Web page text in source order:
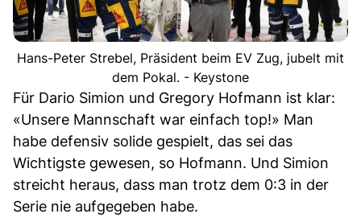
Hans-Peter Strebel, Präsident beim EV Zug, jubelt mit
dem Pokal. - Keystone
Für Dario Simion und Gregory Hofmann ist klar:
«Unsere Mannschaft war einfach top!» Man
habe defensiv solide gespielt, das sei das
Wichtigste gewesen, so Hofmann. Und Simion
streicht heraus, dass man trotz dem 0:3 in der
Serie nie aufgegeben habe.